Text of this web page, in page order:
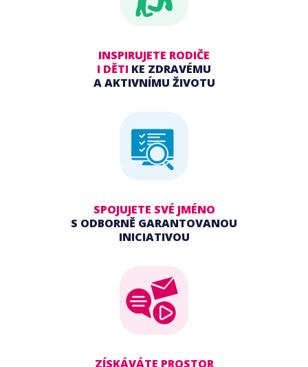
INSPIRUJETE RODIČE
I DĚTI KE ZDRAVÉMU
A AKTIVNÍMU ŽIVOTU
SPOJUJETE SVÉ JMÉNO
S ODBORNĚ GARANTOVANOU
INICIATIVOU
ZÍSKÁVÁTE PROSTOR